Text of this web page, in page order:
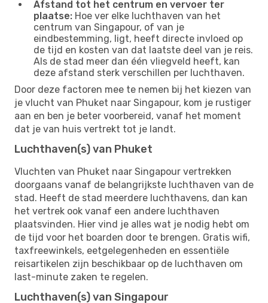
Afstand tot het centrum en vervoer ter
plaatse: Hoe ver elke luchthaven van het
centrum van Singapour, of van je
eindbestemming, ligt, heeft directe invloed op
de tijd en kosten van dat laatste deel van je reis.
Als de stad meer dan één vliegveld heeft, kan
deze afstand sterk verschillen per luchthaven.
Door deze factoren mee te nemen bij het kiezen van
je vlucht van Phuket naar Singapour, kom je rustiger
aan en ben je beter voorbereid, vanaf het moment
dat je van huis vertrekt tot je landt.
Luchthaven(s) van Phuket
Vluchten van Phuket naar Singapour vertrekken
doorgaans vanaf de belangrijkste luchthaven van de
stad. Heeft de stad meerdere luchthavens, dan kan
het vertrek ook vanaf een andere luchthaven
plaatsvinden. Hier vind je alles wat je nodig hebt om
de tijd voor het boarden door te brengen. Gratis wifi,
taxfreewinkels, eetgelegenheden en essentiële
reisartikelen zijn beschikbaar op de luchthaven om
last-minute zaken te regelen.
Luchthaven(s) van Singapour